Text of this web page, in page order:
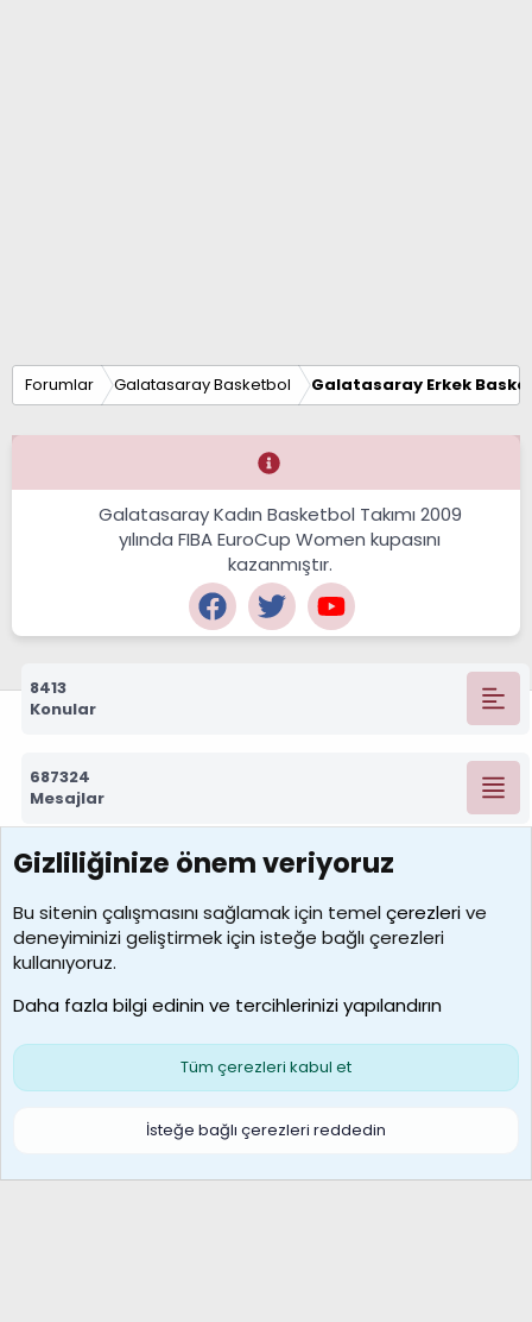
Forumlar Galatasaray Basketbol Galatasaray Erkek
Galatasaray Kadın Basketbol Takımı 2009
yılında FIBA EuroCup Women kupasını
kazanmıştır.
8413
Konular
687324
Mesajlar
7390
Kullanıcılar
MosesBrownHayranı
Son üye
Çerezler
S
Gizliliğinize önem veriyoruz
Bu sitenin çalışmasını sağlamak için temelçerezlerive
deneyiminizi geliştirmek için isteğe bağlı çerezleri
kullanıyoruz.
Daha fazla bilgi edinin ve tercihlerinizi yapılandırın
Tüm çerezleri kabul et
İsteğe bağlı çerezleri reddedin